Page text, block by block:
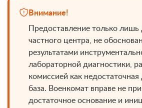
Внимание!
Предоставление только лишь
частного центра, не
результатами
лабораторной диагностики,
комиссией как недостаточная
база. Военкомат вправе не
достаточное основание и